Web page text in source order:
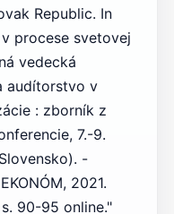
Republic. In
procese svetovej
vedecká
audítorstvo v
: zborník z
7.-9.
-
2021.
90-95 online."